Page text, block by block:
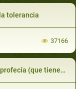
tolerancia
37166
y sobre las mujeres que la han visto